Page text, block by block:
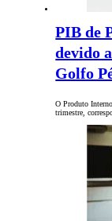
PIB de
devido
Golfo
O Produto
trimestre,